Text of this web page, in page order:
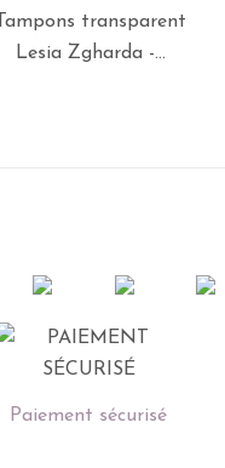
Tampons transparent
Lesia Zgharda -...
Paiement sécurisé